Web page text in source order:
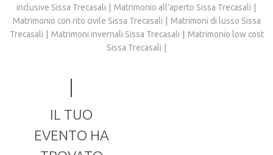
inclusive Sissa Trecasali
Matrimonio all’aperto Sissa Trecasali
Matrimonio con rito civile Sissa Trecasali
Matrimoni di lusso Sissa
Trecasali
Matrimoni invernali Sissa Trecasali
Matrimonio low cost
Sissa Trecasali
IL TUO
EVENTO HA